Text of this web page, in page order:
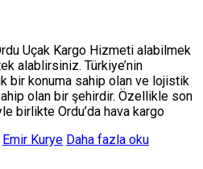
Uçak Kargo Hizmeti alabilmek
alablirsiniz. Türkiye’nin
bir konuma sahip olan ve lojistik
olan bir şehirdir. Özellikle son
birlikte Ordu’da hava kargo
Emir Kurye Daha fazla oku